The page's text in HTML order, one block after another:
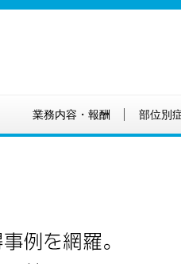
業務内容・報酬 部位別